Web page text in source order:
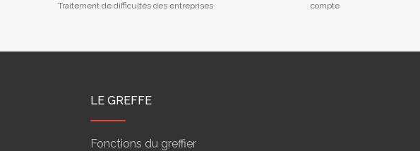
Traitement de difficultés des entreprises
compte
LE GREFFE
Fonctions du greffier